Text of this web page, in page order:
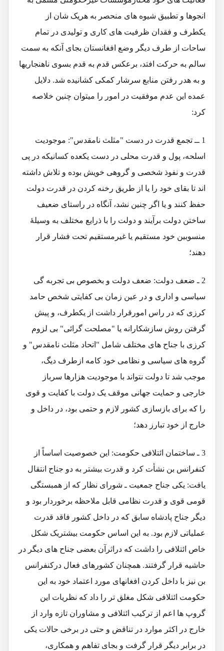
انجوها و تطبیق شیوه های منحصر به هریک شان از
یکطرف و فقدان ظرفیت های کاری و تولیدی در تمام
ساحات از طرف دیگر وضع افغانستان بجای آنکه به سمت
سالم به حرکت افتد، برعکس قدم به قدم بسوی ناهنجاریها
و به هدر رفتن منابع سرشار کمکی کشانیده شد. دلایل
عمده این عدم موفقیت در امور را میتوان چنین خلاصه
کرد:
1 ــ تجمع قدرت در دست "مثلث نامقدس": موجودیت
اسلحه، پول و قدرت محلی در دست یکعده کسانیکه در پی
قدرت و نفوذ شخصی و گروهی خویش بوده و تلاش داشته
اند تا بقای خود را یا از طریق رخنه کردن در قدرت دولت
حفظ کنند و یا اگر چنین نشد، آنگاه در راستای ضعیف
ساختن دولت برآیند و دولت را با ذرایع مختلف به وسیلۀ
منسوبین خود مستقیم یا غیرمستقیم تحت فشار قرار
دهند؛
2 ـ ضعف دولت: ضعف دولت و بخصوص بی تجربه گی
سیاسی و اداری و در عین زمان بی کفایتی شخص حامد
کرزی که در راس امورقرار داشت از یکطرف، و پیش
گرفتن روش سازشکارانه یا "مصلحت گرائی" بی لزوم
کرزی با جناح های مختلف شامل "اتحاد مثلث نامقدس" و
گروه های سیاسی و نظامی خود کامه ازطرف دیگ،
موجب شد تا دولت نتواند با موجودیت هزارها سرباز
خارجی و حمایت جهانی موقف یک دولت با کفایت و قوی
را که برای بازسازی کشور لازم و حتمی بود، در داخل و
خارج از خود تبارز دهد؛
3 ـ ساختمان ائتلافی حکومت: این خصوصیت اساساً از
کنفرانس بن نشأت کرد و قدرت بیشتر به دو جناح انتقال
یافت: یکی جناح جمعیت ـ شورای نظار که از همبستگی
قومی قوی و قدرت نظامی قابل ملاحظه برخوردار بود و
دیگر جناح پادشاه سابق که در داخل کشور فاقد قدرت
عملیاتی لازم بود. به این اساس حکومت بیشتریک شکل
خاص ائتلافی را داشت که دراثرآن بعضی جناح های دیگر در
حاشیه قرار گرفتند. همچنان کشورهای فعال درکنفرانس
بن نیز با داخل کردن افغانهای مورد اعتماد خود به این
حکومت ائتلافی شکل مغلق تر را داد که نظریات این
گروپ ها اعم از ترکیب ائتلافی و مشاوران تازه وارد از
خارج در اکثر موارد در تناقض و حتی در برخی حالات یکی
در برابر دیگر قرار گرفت و بجای تفاهم و همکاری،